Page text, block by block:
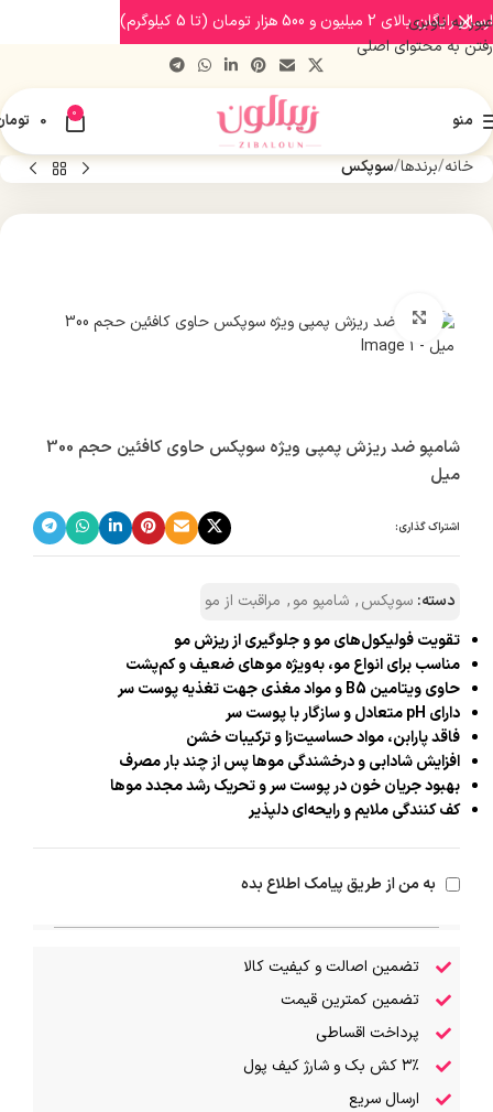
عبور به ناوبری
رفتن به محتوای اصلی
منو 0
0
خانه برندها سوپکس
بزرگنمایی تصویر
شامپو ضد ریزش پمپی ویژه سوپکس حاوی کافئین حجم 300
میل
اشتراک گذاری:
دسته: سوپکس, شامپو مو, مراقبت از مو
تقویت فولیکول‌های مو و جلوگیری از ریزش مو
مناسب برای انواع مو، به‌ویژه موهای ضعیف و کم‌پشت
حاوی ویتامین B5 و مواد مغذی جهت تغذیه پوست سر
دارای pH متعادل و سازگار با پوست سر
فاقد پارابن، مواد حساسیت‌زا و ترکیبات خشن
افزایش شادابی و درخشندگی موها پس از چند بار مصرف
بهبود جریان خون در پوست سر و تحریک رشد مجدد موها
کف‌ کنندگی ملایم و رایحه‌ای دلپذیر
به من از طریق پیامک اطلاع بده
تضمین اصالت و کیفیت کالا
تضمین کمترین قیمت
پرداخت اقساطی
۳٪ کش بک و شارژ کیف پول
ارسال سریع
ارسال رایگان بالای 2 میلیون و 500 هزار تومان (تا 5 کیلوگرم)